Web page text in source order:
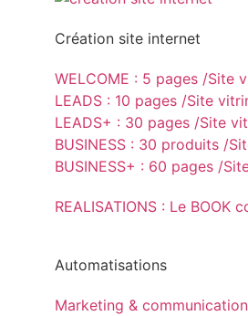
Création site internet
WELCOME : 5 pages /Site
LEADS : 10 pages /Site
LEADS+ : 30 pages /Site
BUSINESS : 30 produits /
BUSINESS+ : 60 pages /
REALISATIONS : Le BOOK
Automatisations
Marketing & communication